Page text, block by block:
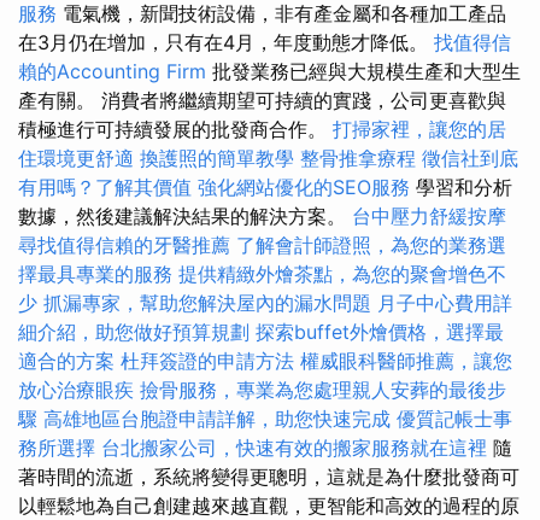
服務 電氣機，新聞技術設備，非有產金屬和各種加工產品
在3月仍在增加，只有在4月，年度動態才降低。 找值得信
賴的Accounting Firm 批發業務已經與大規模生產和大型生
產有關。 消費者將繼續期望可持續的實踐，公司更喜歡與
積極進行可持續發展的批發商合作。 打掃家裡，讓您的居
住環境更舒適 換護照的簡單教學 整骨推拿療程 徵信社到底
有用嗎？了解其價值 強化網站優化的SEO服務 學習和分析
數據，然後建議解決結果的解決方案。 台中壓力舒緩按摩
尋找值得信賴的牙醫推薦 了解會計師證照，為您的業務選
擇最具專業的服務 提供精緻外燴茶點，為您的聚會增色不
少 抓漏專家，幫助您解決屋內的漏水問題 月子中心費用詳
細介紹，助您做好預算規劃 探索buffet外燴價格，選擇最
適合的方案 杜拜簽證的申請方法 權威眼科醫師推薦，讓您
放心治療眼疾 撿骨服務，專業為您處理親人安葬的最後步
驟 高雄地區台胞證申請詳解，助您快速完成 優質記帳士事
務所選擇 台北搬家公司，快速有效的搬家服務就在這裡 隨
著時間的流逝，系統將變得更聰明，這就是為什麼批發商可
以輕鬆地為自己創建越來越直觀，更智能和高效的過程的原